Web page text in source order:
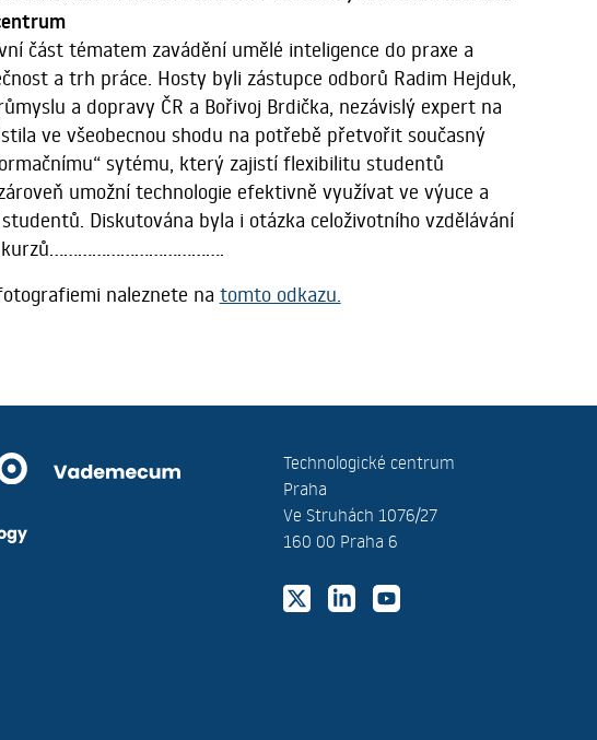
část tématem zavádění umělé inteligence do praxe a
a trh práce. Hosty byli zástupce odborů Radim Hejduk,
a dopravy ČR a Bořivoj Brdička, nezávislý expert na
ve všeobecnou shodu na potřebě přetvořit současný
sytému, který zajistí flexibilitu studentů
umožní technologie efektivně využívat ve výuce a
Diskutována byla i otázka celoživotního vzdělávání
naleznete na tomto odkazu.
Technologické centrum
Praha
Ve Struhách 1076/27
160 00 Praha 6